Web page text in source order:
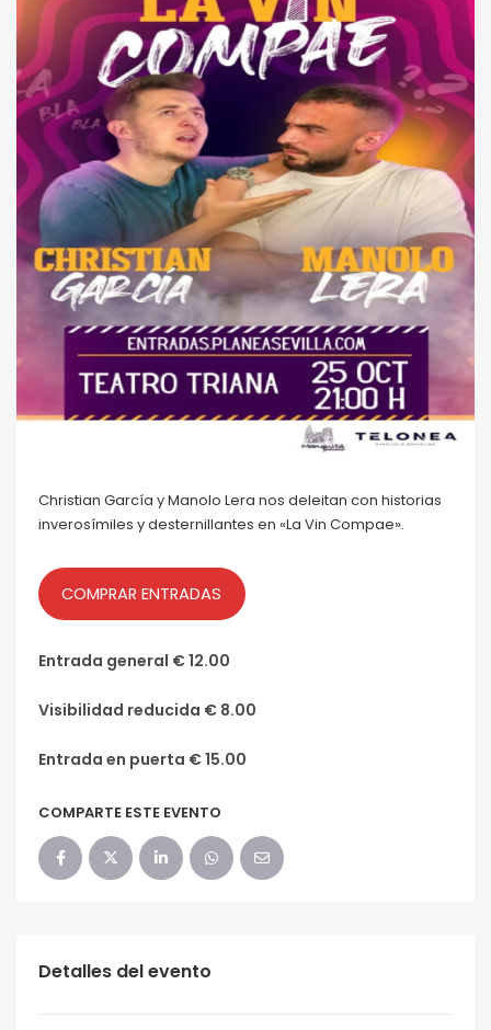
Christian García y Manolo Lera nos deleitan con historias
inverosímiles y desternillantes en «La Vin Compae».
COMPRAR ENTRADAS
Entrada general € 12.00
Visibilidad reducida € 8.00
Entrada en puerta € 15.00
COMPARTE ESTE EVENTO
Detalles del evento